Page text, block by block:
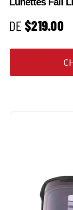
PRIX
DE $219.00